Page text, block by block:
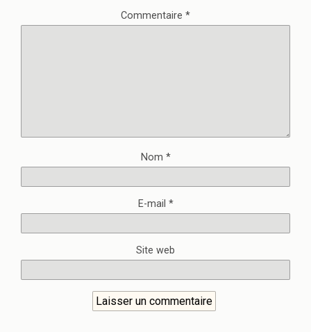
Commentaire *
Nom *
E-mail *
Site web